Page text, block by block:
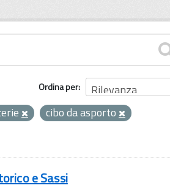
Ordina per
cibo da asporto
e Sassi